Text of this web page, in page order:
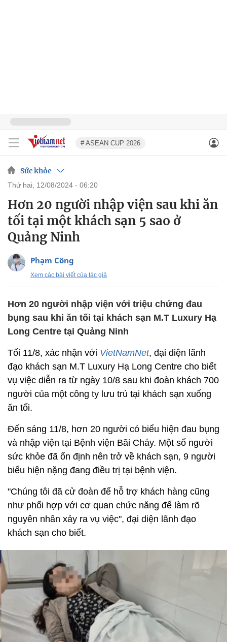
# ASEAN CUP 2026
Sức khỏe
thứ hai, 12/08/2024 - 06:20
Hơn 20 người nhập viện sau khi ăn
tối tại một khách sạn 5 sao ở
Quảng Ninh
Phạm Công
Xem các bài viết của tác giả
Hơn 20 người nhập viện với triệu chứng đau
bụng sau khi ăn tối tại khách sạn M.T Luxury Hạ
Long Centre tại Quảng Ninh
Tối 11/8, xác nhận với VietNamNet, đại diện lãnh
đạo khách sạn M.T Luxury Hạ Long Centre cho biết
vụ việc diễn ra từ ngày 10/8 sau khi đoàn khách 700
người của một công ty lưu trú tại khách sạn xuống
ăn tối.
Đến sáng 11/8, hơn 20 người có biểu hiện đau bụng
và nhập viện tại Bệnh viện Bãi Cháy. Một số người
sức khỏe đã ổn định nên trở về khách sạn, 9 người
biểu hiện nặng đang điều trị tại bệnh viện.
"Chúng tôi đã cử đoàn để hỗ trợ khách hàng cũng
như phối hợp với cơ quan chức năng để làm rõ
nguyên nhân xảy ra vụ việc", đại diện lãnh đạo
khách sạn cho biết.